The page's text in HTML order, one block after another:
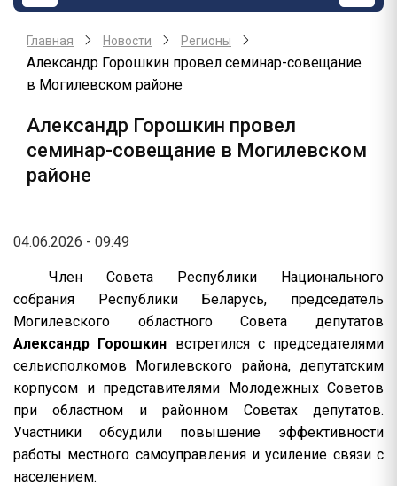
Главная Новости Регионы
Александр Горошкин провел семинар-совещание
в Могилевском районе
Александр Горошкин провел
семинар-совещание в Могилевском
районе
04.06.2026 - 09:49
Член Совета Республики Национального
собрания Республики Беларусь, председатель
Могилевского областного Совета депутатов
Александр Горошкин встретился с председателями
сельисполкомов Могилевского района, депутатским
корпусом и представителями Молодежных Советов
при областном и районном Советах депутатов.
Участники обсудили повышение эффективности
работы местного самоуправления и усиление связи с
населением.